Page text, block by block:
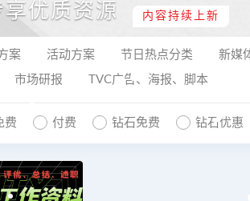
优质资源 内容持续上新
案 活动方案 节日热点分类 新媒
市场研报 TVC广告、海报、脚本
费 付费 钻石免费 钻石优惠